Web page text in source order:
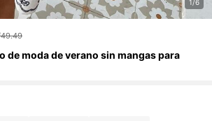
1/6
de moda de verano sin mangas para